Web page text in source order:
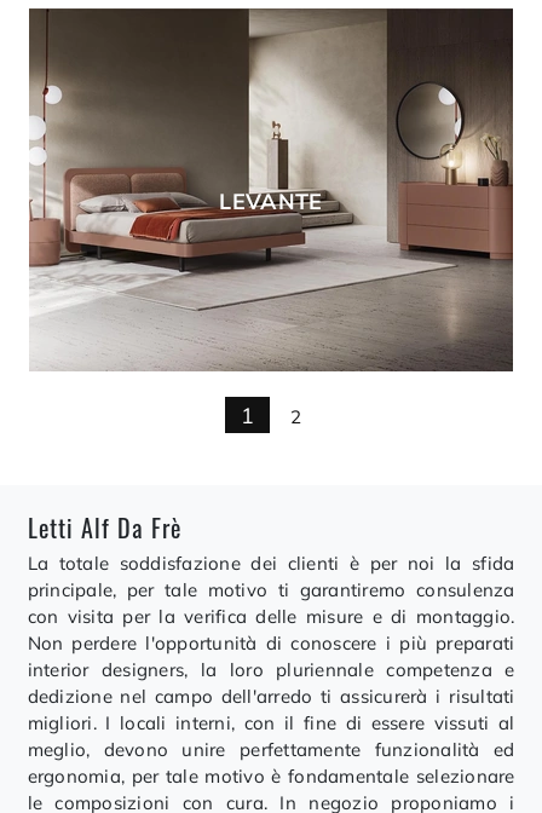
LEVANTE
1 2
Letti Alf Da Frè
La totale soddisfazione dei clienti è per noi la sfida
principale, per tale motivo ti garantiremo consulenza
con visita per la verifica delle misure e di montaggio.
Non perdere l'opportunità di conoscere i più preparati
interior designers, la loro pluriennale competenza e
dedizione nel campo dell'arredo ti assicurerà i risultati
migliori. I locali interni, con il fine di essere vissuti al
meglio, devono unire perfettamente funzionalità ed
ergonomia, per tale motivo è fondamentale selezionare
le composizioni con cura. In negozio proponiamo i